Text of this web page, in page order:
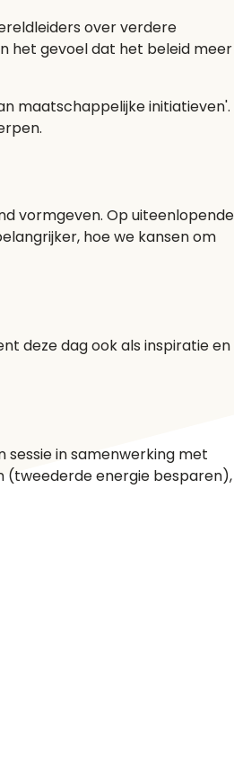
over verdere
het gevoel dat het beleid meer
maatschappelijke initiatieven'.
vormgeven. Op uiteenlopende
hoe we kansen om
deze dag ook als inspiratie en
sessie in samenwerking met
(tweederde energie besparen),